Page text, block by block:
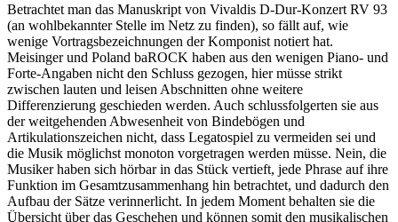
Betrachtet man das Manuskript von Vivaldis D-Dur-Konzert RV 93
(an wohlbekannter Stelle im Netz zu finden), so fällt auf, wie
wenige Vortragsbezeichnungen der Komponist notiert hat.
Meisinger und Poland baROCK haben aus den wenigen Piano- und
Forte-Angaben nicht den Schluss gezogen, hier müsse strikt
zwischen lauten und leisen Abschnitten ohne weitere
Differenzierung geschieden werden. Auch schlussfolgerten sie aus
der weitgehenden Abwesenheit von Bindebögen und
Artikulationszeichen nicht, dass Legatospiel zu vermeiden sei und
die Musik möglichst monoton vorgetragen werden müsse. Nein, die
Musiker haben sich hörbar in das Stück vertieft, jede Phrase auf ihre
Funktion im Gesamtzusammenhang hin betrachtet, und dadurch den
Aufbau der Sätze verinnerlicht. In jedem Moment behalten sie die
Übersicht über das Geschehen und können somit den musikalischen